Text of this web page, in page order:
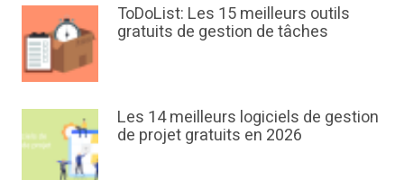
ToDoList: Les 15 meilleurs outils
gratuits de gestion de tâches
Les 14 meilleurs logiciels de gestion
de projet gratuits en 2026